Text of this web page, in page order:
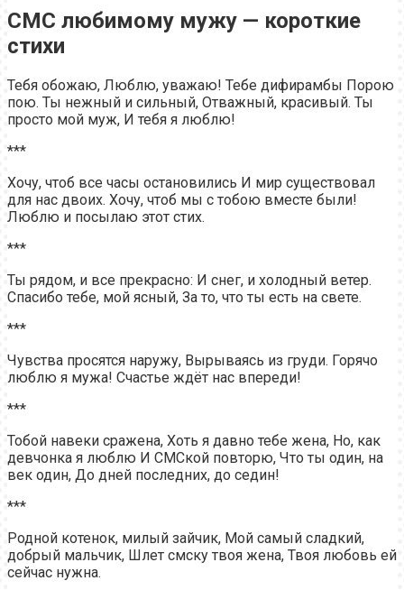
СМС любимому мужу — короткие
стихи
Тебя обожаю, Люблю, уважаю! Тебе дифирамбы Порою
пою. Ты нежный и сильный, Отважный, красивый. Ты
просто мой муж, И тебя я люблю!
***
Хочу, чтоб все часы остановились И мир существовал
для нас двоих. Хочу, чтоб мы с тобою вместе были!
Люблю и посылаю этот стих.
***
Ты рядом, и все прекрасно: И снег, и холодный ветер.
Спасибо тебе, мой ясный, За то, что ты есть на свете.
***
Чувства просятся наружу, Вырываясь из груди. Горячо
люблю я мужа! Счастье ждёт нас впереди!
***
Тобой навеки сражена, Хоть я давно тебе жена, Но, как
девчонка я люблю И СМСкой повторю, Что ты один, на
век один, До дней последних, до седин!
***
Родной котенок, милый зайчик, Мой самый сладкий,
добрый мальчик, Шлет смску твоя жена, Твоя любовь ей
сейчас нужна.